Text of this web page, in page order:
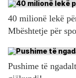
40 milionë lekë
Mbështetje për
Pushime të